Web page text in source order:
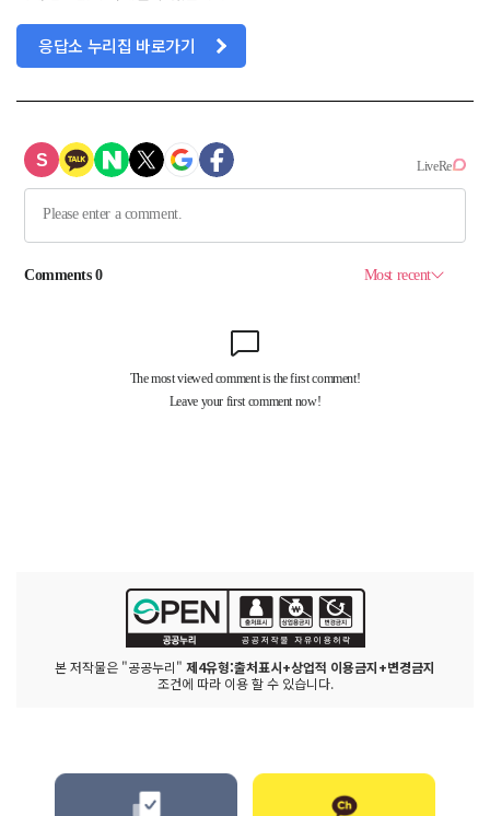
응답소 누리집 바로가기
본 저작물은 "공공누리" 제4유형:출처표시+상업적 이용금지+변경금지
조건에 따라 이용 할 수 있습니다.